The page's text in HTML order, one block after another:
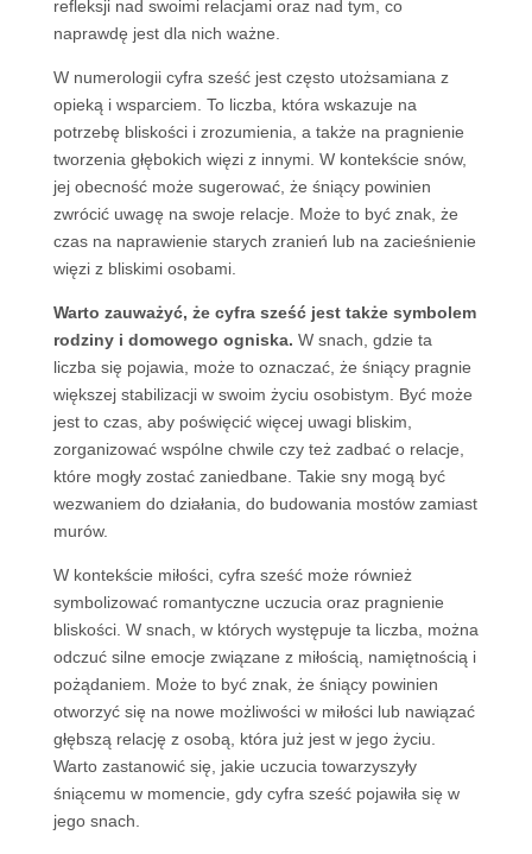
refleksji nad swoimi relacjami oraz nad tym, co
naprawdę jest dla nich ważne.
W numerologii cyfra sześć jest często utożsamiana z
opieką i wsparciem. To liczba, która wskazuje na
potrzebę bliskości i zrozumienia, a także na pragnienie
tworzenia głębokich więzi z innymi. W kontekście snów,
jej obecność może sugerować, że śniący powinien
zwrócić uwagę na swoje relacje. Może to być znak, że
czas na naprawienie starych zranień lub na zacieśnienie
więzi z bliskimi osobami.
Warto zauważyć, że cyfra sześć jest także symbolem
rodziny i domowego ogniska. W snach, gdzie ta
liczba się pojawia, może to oznaczać, że śniący pragnie
większej stabilizacji w swoim życiu osobistym. Być może
jest to czas, aby poświęcić więcej uwagi bliskim,
zorganizować wspólne chwile czy też zadbać o relacje,
które mogły zostać zaniedbane. Takie sny mogą być
wezwaniem do działania, do budowania mostów zamiast
murów.
W kontekście miłości, cyfra sześć może również
symbolizować romantyczne uczucia oraz pragnienie
bliskości. W snach, w których występuje ta liczba, można
odczuć silne emocje związane z miłością, namiętnością i
pożądaniem. Może to być znak, że śniący powinien
otworzyć się na nowe możliwości w miłości lub nawiązać
głębszą relację z osobą, która już jest w jego życiu.
Warto zastanowić się, jakie uczucia towarzyszyły
śniącemu w momencie, gdy cyfra sześć pojawiła się w
jego snach.